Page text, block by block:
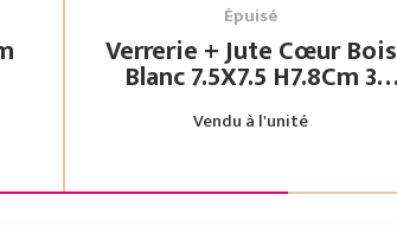
Épuisé
Verrerie + Jute Cœur Bois
Blanc 7.5X7.5 H7.8Cm 3
Assorties
Vendu à l'unité